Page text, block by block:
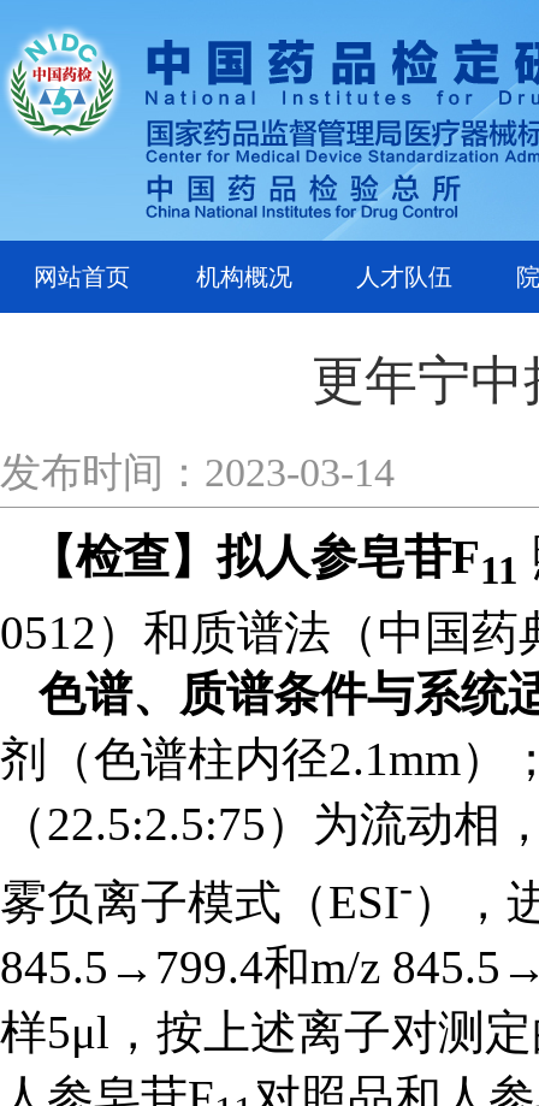
网站首页 机构概况 人才队伍
更年宁中
发布时间：2023-03-14
【检查】拟人参皂苷F11
0512）和质谱法（中国药
色谱、质谱条件与系统
剂（色谱柱内径2.1mm）
（22.5:2.5:75）为流动
雾负离子模式（ESI-），
845.5→799.4和m/z
样5μl，按上述离子对测